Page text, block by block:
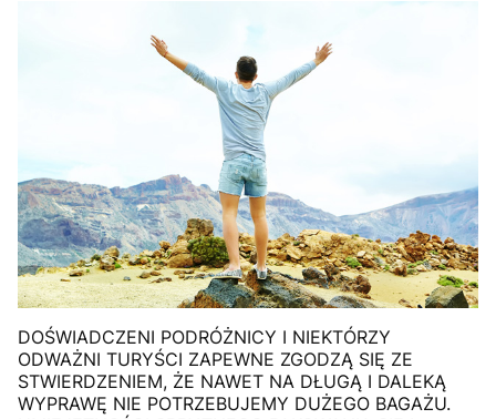
DOŚWIADCZENI PODRÓŻNICY I NIEKTÓRZY
ODWAŻNI TURYŚCI ZAPEWNE ZGODZĄ SIĘ ZE
STWIERDZENIEM, ŻE NAWET NA DŁUGĄ I DALEKĄ
WYPRAWĘ NIE POTRZEBUJEMY DUŻEGO BAGAŻU.